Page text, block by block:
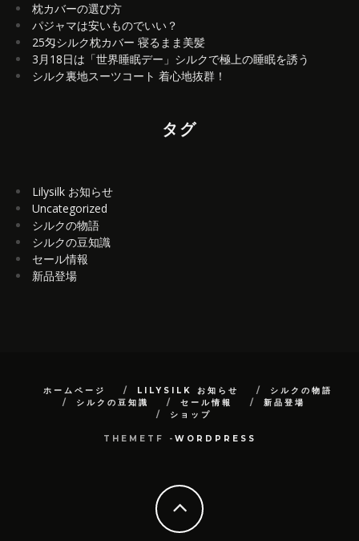
枕カバーの選び方
パジャマは安いものでいい？
25匁シルク枕カバー 寝るまま美髪
3月18日は「世界睡眠デー」シルクで極上の睡眠を誘う
シルク裏地スーツコート 着心地抜群！
タグ
Lilysilk お知らせ
Uncategorized
シルクの物語
シルクの豆知識
セール情報
新品登場
ホームページ LILYSILK お知らせ
シルクの物語
シルクの豆知識
セール情報
新品登場
ショップ
THEMETF - WORDPRESS